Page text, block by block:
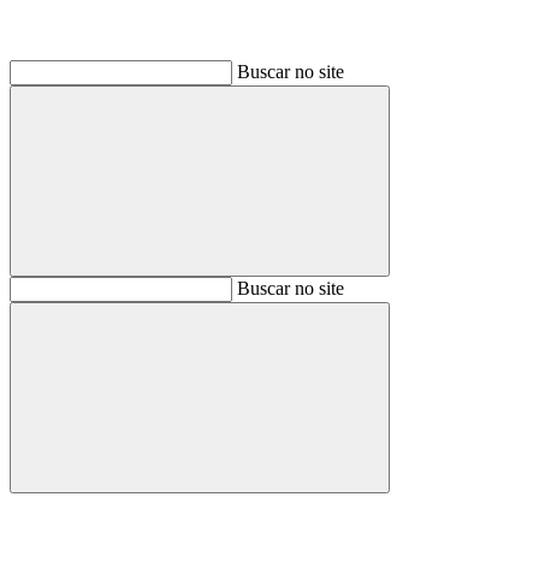
Buscar no site
BuscarBuscar no site
Buscar